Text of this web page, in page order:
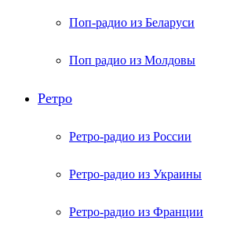
Поп-радио из Беларуси
Поп радио из Молдовы
Ретро
Ретро-радио из России
Ретро-радио из Украины
Ретро-радио из Франции